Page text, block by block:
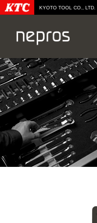
KYOTO TOOL CO., LTD.